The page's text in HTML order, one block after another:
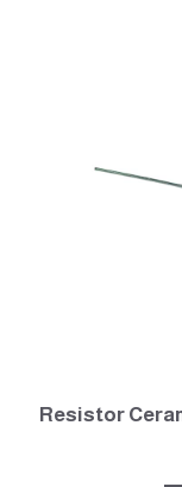
Resistor